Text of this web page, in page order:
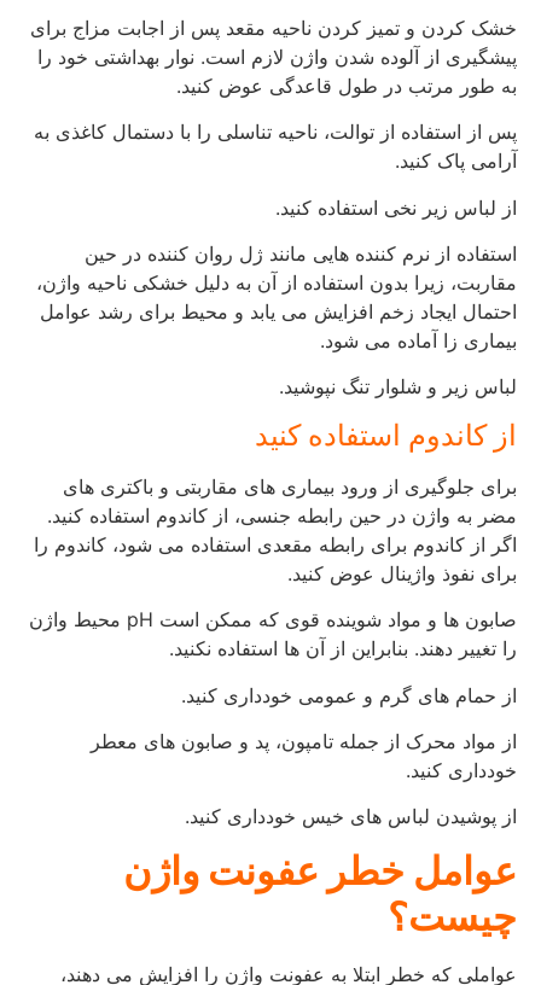
خشک کردن و تمیز کردن ناحیه مقعد پس از اجابت مزاج برای
پیشگیری از آلوده شدن واژن لازم است. نوار بهداشتی خود را
به طور مرتب در طول قاعدگی عوض کنید.
پس از استفاده از توالت، ناحیه تناسلی را با دستمال کاغذی به
آرامی پاک کنید.
از لباس زیر نخی استفاده کنید.
استفاده از نرم کننده هایی مانند ژل روان کننده در حین
مقاربت، زیرا بدون استفاده از آن به دلیل خشکی ناحیه واژن،
احتمال ایجاد زخم افزایش می یابد و محیط برای رشد عوامل
بیماری زا آماده می شود.
لباس زیر و شلوار تنگ نپوشید.
از کاندوم استفاده کنید
برای جلوگیری از ورود بیماری های مقاربتی و باکتری های
مضر به واژن در حین رابطه جنسی، از کاندوم استفاده کنید.
اگر از کاندوم برای رابطه مقعدی استفاده می شود، کاندوم را
برای نفوذ واژینال عوض کنید.
صابون ها و مواد شوینده قوی که ممکن است pH محیط واژن
را تغییر دهند. بنابراین از آن ها استفاده نکنید.
از حمام های گرم و عمومی خودداری کنید.
از مواد محرک از جمله تامپون، پد و صابون های معطر
خودداری کنید.
از پوشیدن لباس های خیس خودداری کنید.
عوامل خطر عفونت واژن
چیست؟
عواملی که خطر ابتلا به عفونت واژن را افزایش می دهند،